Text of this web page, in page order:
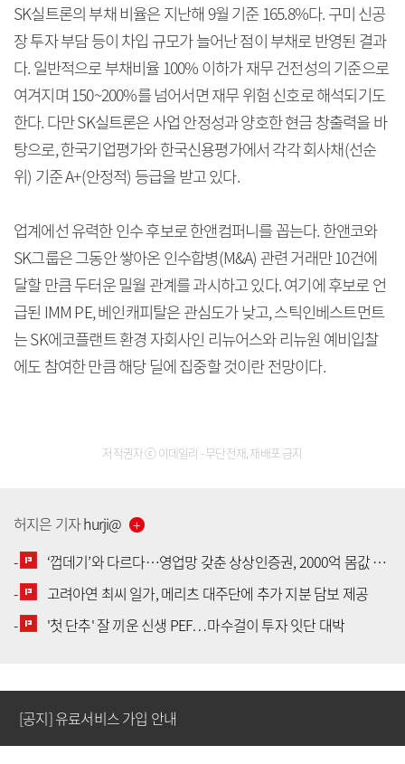
SK실트론의 부채 비율은 지난해 9월 기준 165.8%다. 구미 신공
장 투자 부담 등이 차입 규모가 늘어난 점이 부채로 반영된 결과
다. 일반적으로 부채비율 100% 이하가 재무 건전성의 기준으로
여겨지며 150~200%를 넘어서면 재무 위험 신호로 해석되기도
한다. 다만 SK실트론은 사업 안정성과 양호한 현금 창출력을 바
탕으로, 한국기업평가와 한국신용평가에서 각각 회사채(선순
위) 기준 A+(안정적) 등급을 받고 있다.
업계에선 유력한 인수 후보로 한앤컴퍼니를 꼽는다. 한앤코와
SK그룹은 그동안 쌓아온 인수합병(M&A) 관련 거래만 10건에
달할 만큼 두터운 밀월 관계를 과시하고 있다. 여기에 후보로 언
급된 IMM PE, 베인캐피탈은 관심도가 낮고, 스틱인베스트먼트
는 SK에코플랜트 환경 자회사인 리뉴어스와 리뉴원 예비입찰
에도 참여한 만큼 해당 딜에 집중할 것이란 전망이다.
저작권자 ⓒ 이데일리 - 무단전재, 재배포 금지
허지은 기자hurji@
-
‘껍데기’와 다르다…영업망 갖춘 상상인증권, 2000억 몸값 배경은
-
고려아연 최씨 일가, 메리츠 대주단에 추가 지분 담보 제공
-
'첫 단추' 잘 끼운 신생 PEF…마수걸이 투자 잇단 대박
[공지] 유료서비스 가입 안내
[공지] 유료서비스 가입 안내